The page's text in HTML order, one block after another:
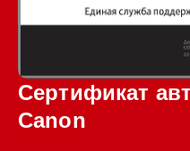
Сертификат
Canon